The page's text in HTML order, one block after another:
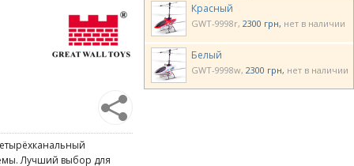
Лучший выбор для
Красный
GWT-9998r 2300 грн нет в наличии
Белый
GWT-9998w 2300 грн нет в наличии